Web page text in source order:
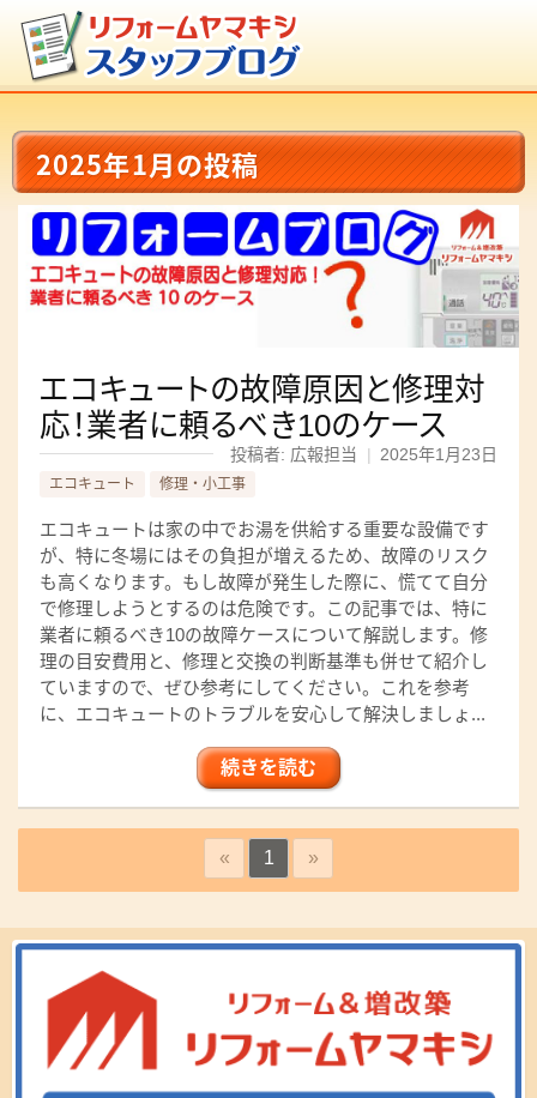
2025年1月の投稿
エコキュートの故障原因と修理対
応！業者に頼るべき10のケース
投稿者: 広報担当 | 2025年1月23日
エコキュート 修理・小工事
エコキュートは家の中でお湯を供給する重要な設備です
が、特に冬場にはその負担が増えるため、故障のリスク
も高くなります。もし故障が発生した際に、慌てて自分
で修理しようとするのは危険です。この記事では、特に
業者に頼るべき10の故障ケースについて解説します。修
理の目安費用と、修理と交換の判断基準も併せて紹介し
ていますので、ぜひ参考にしてください。これを参考
に、エコキュートのトラブルを安心して解決しましょ...
続きを読む
« 1 »